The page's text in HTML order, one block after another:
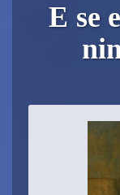
E se